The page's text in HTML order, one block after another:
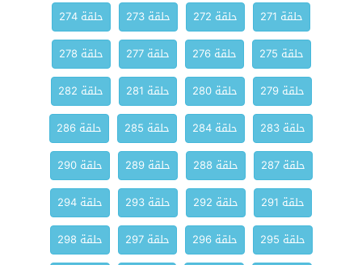
حلقة 271
حلقة 272 حلقة 273
حلقة 274
حلقة 275
حلقة 276 حلقة 277
حلقة 278
حلقة 279
حلقة 280 حلقة 281
حلقة 282
حلقة 283
حلقة 284 حلقة 285
حلقة 286
حلقة 287
حلقة 288 حلقة 289
حلقة 290
حلقة 291
حلقة 292 حلقة 293
حلقة 294
حلقة 295
حلقة 296 حلقة 297
حلقة 298